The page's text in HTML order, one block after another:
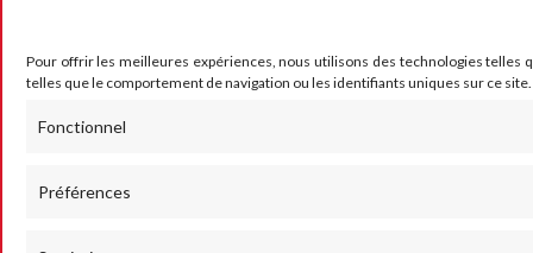
Pour offrir les meilleures expériences, nous utilisons des technologies telles
telles que le comportement de navigation ou les identifiants uniques sur ce
Fonctionnel
Préférences